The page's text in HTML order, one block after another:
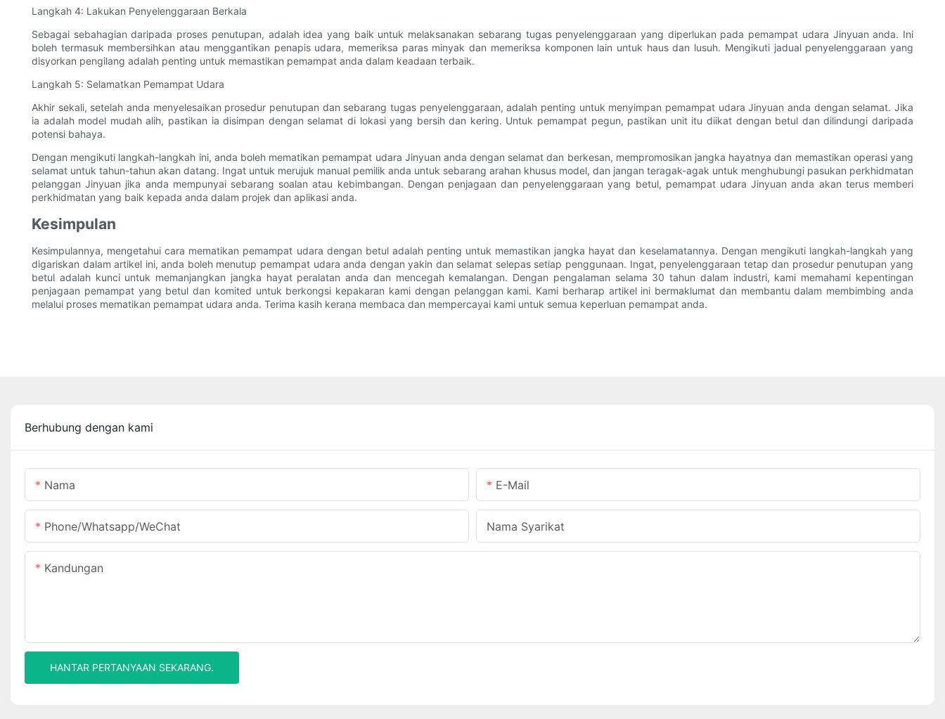
Langkah 4: Lakukan Penyelenggaraan Berkala
Sebagai sebahagian daripada proses penutupan, adalah idea yang baik untuk melaksanakan sebarang tugas penyelenggaraan yang diperlukan pada pemampat udara Jinyuan anda. Ini
boleh termasuk membersihkan atau menggantikan penapis udara, memeriksa paras minyak dan memeriksa komponen lain untuk haus dan lusuh. Mengikuti jadual penyelenggaraan yang
disyorkan pengilang adalah penting untuk memastikan pemampat anda dalam keadaan terbaik.
Langkah 5: Selamatkan Pemampat Udara
Akhir sekali, setelah anda menyelesaikan prosedur penutupan dan sebarang tugas penyelenggaraan, adalah penting untuk menyimpan pemampat udara Jinyuan anda dengan selamat. Jika
ia adalah model mudah alih, pastikan ia disimpan dengan selamat di lokasi yang bersih dan kering. Untuk pemampat pegun, pastikan unit itu diikat dengan betul dan dilindungi daripada
potensi bahaya.
Dengan mengikuti langkah-langkah ini, anda boleh mematikan pemampat udara Jinyuan anda dengan selamat dan berkesan, mempromosikan jangka hayatnya dan memastikan operasi yang
selamat untuk tahun-tahun akan datang. Ingat untuk merujuk manual pemilik anda untuk sebarang arahan khusus model, dan jangan teragak-agak untuk menghubungi pasukan perkhidmatan
pelanggan Jinyuan jika anda mempunyai sebarang soalan atau kebimbangan. Dengan penjagaan dan penyelenggaraan yang betul, pemampat udara Jinyuan anda akan terus memberi
perkhidmatan yang baik kepada anda dalam projek dan aplikasi anda.
Kesimpulan
Kesimpulannya, mengetahui cara mematikan pemampat udara dengan betul adalah penting untuk memastikan jangka hayat dan keselamatannya. Dengan mengikuti langkah-langkah yang
digariskan dalam artikel ini, anda boleh menutup pemampat udara anda dengan yakin dan selamat selepas setiap penggunaan. Ingat, penyelenggaraan tetap dan prosedur penutupan yang
betul adalah kunci untuk memanjangkan jangka hayat peralatan anda dan mencegah kemalangan. Dengan pengalaman selama 30 tahun dalam industri, kami memahami kepentingan
penjagaan pemampat yang betul dan komited untuk berkongsi kepakaran kami dengan pelanggan kami. Kami berharap artikel ini bermaklumat dan membantu dalam membimbing anda
melalui proses mematikan pemampat udara anda. Terima kasih kerana membaca dan mempercayai kami untuk semua keperluan pemampat anda.
Berhubung dengan kami
Nama E-Mail
Phone/Whatsapp/WeChat Nama Syarikat
Kandungan
HANTAR PERTANYAAN SEKARANG.